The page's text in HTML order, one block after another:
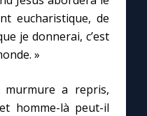
eucharistique, de
je donnerai, c’est
»
murmure a repris,
homme-là peut-il